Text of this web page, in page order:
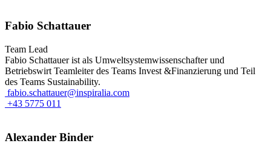
Fabio Schattauer
Team Lead
Fabio Schattauer ist als Umweltsystemwissenschafter und
Betriebswirt Teamleiter des Teams Invest &Finanzierung und Teil
des Teams Sustainability.
fabio.schattauer@inspiralia.com
+43 5775 011
Alexander Binder